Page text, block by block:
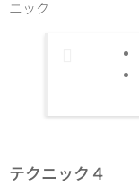
ニック
テクニック４